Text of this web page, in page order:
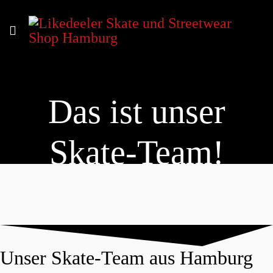
Das ist unser
Skate-Team!
Unser Skate-Team aus Hamburg